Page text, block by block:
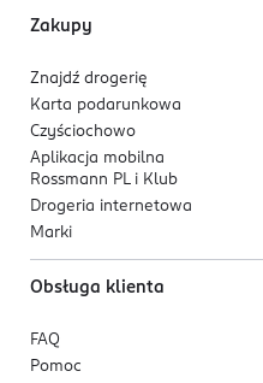
Zakupy
Znajdź drogerię
Karta podarunkowa
Czyściochowo
Aplikacja mobilna
Rossmann PL i Klub
Drogeria internetowa
Marki
Obsługa klienta
FAQ
Pomoc